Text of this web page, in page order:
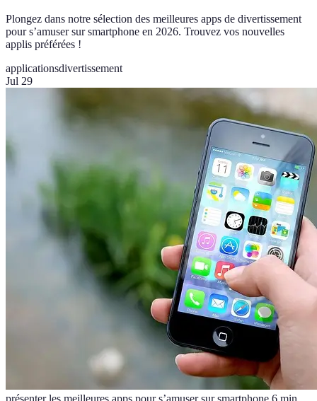
Plongez dans notre sélection des meilleures apps de divertissement
pour s’amuser sur smartphone en 2026. Trouvez vos nouvelles
applis préférées !
applicationsdivertissement
Jul 29